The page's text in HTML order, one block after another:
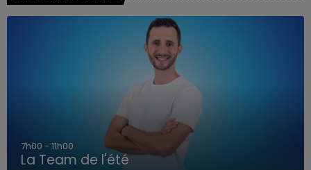
7h00 - 11h00
La Team de l'été